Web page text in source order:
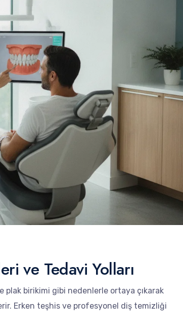
ve Tedavi Yolları
plak birikimi gibi nedenlerle ortaya çıkarak
Erken teşhis ve profesyonel diş temizliği